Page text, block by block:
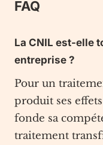
FAQ
La CNIL est-elle
entreprise ?
Pour un
produit ses
fonde sa
traitement